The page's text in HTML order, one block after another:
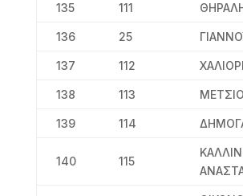
135 111
136 25
137 112
138 113
139 114
140 115